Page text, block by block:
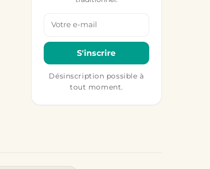
S'inscrire
Désinscription possible à
tout moment.